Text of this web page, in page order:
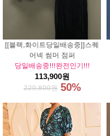
[[블랙,화이트당일배송중]]스퀘
어넥 썸머 점퍼
당일배송중!!!완전인기!!!
113,900원
229,800원 50%